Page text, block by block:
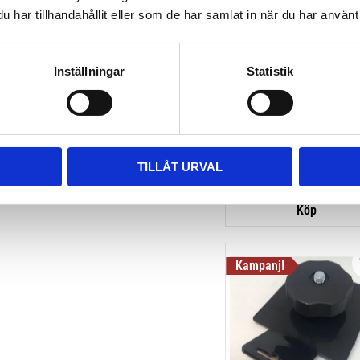
har tillhandahållit eller som de har samlat in när du har
Inställningar Statistik
TILLÅT URVAL
J-formad kajakhållare
2 795kr